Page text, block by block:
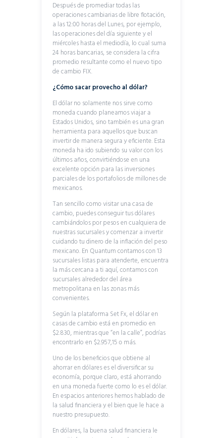
Después de promediar todas las
operaciones cambiarias de libre flotación,
a las 12:00 horas del Lunes, por ejemplo,
las operaciones del día siguiente y el
miércoles hasta el mediodía, lo cual suma
24 horas bancarias, se considera la cifra
promedio resultante como el nuevo tipo
de cambio FIX.
¿Cómo sacar provecho al dólar?
El dólar no solamente nos sirve como
moneda cuando planeamos viajar a
Estados Unidos, sino también es una gran
herramienta para aquellos que buscan
invertir de manera segura y eficiente. Esta
moneda ha ido subiendo su valor con los
últimos años, convirtiéndose en una
excelente opción para las inversiones
parciales de los portafolios de millones de
mexicanos.
Tan sencillo como visitar una casa de
cambio, puedes conseguir tus dólares
cambiándolos por pesos en cualquiera de
nuestras sucursales y comenzar a invertir
cuidando tu dinero de la inflación del peso
mexicano. En Quantum contamos con 13
sucursales listas para atenderte, encuentra
la más cercana a ti aquí, contamos con
sucursales alrededor del área
metropolitana en las zonas más
convenientes.
Según la plataforma Set Fx, el dólar en
casas de cambio está en promedio en
$2.830, mientras que “en la calle”, podrías
encontrarlo en $2.957,15 o más.
Uno de los beneficios que obtiene al
ahorrar en dólares es el diversificar su
economía, porque claro, está ahorrando
en una moneda fuerte como lo es el dólar.
En espacios anteriores hemos hablado de
la salud financiera y el bien que le hace a
nuestro presupuesto.
En dólares, la buena salud financiera le